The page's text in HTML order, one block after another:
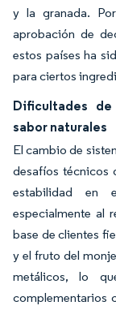
y la granada.
aprobación de
estos países ha
para ciertos
Dificultades
sabor naturales
El cambio de
desafíos técnicos
estabilidad en
especialmente al
base de clientes
y el fruto del
metálicos, lo
complementarios